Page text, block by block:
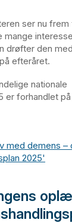
ser nu frem
mange
drøfter den med
efteråret.
nationale
er forhandlet
demens –
2025'